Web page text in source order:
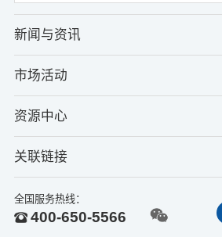
新闻与资讯
市场活动
资源中心
关联链接
全国服务热线：
400-650-5566